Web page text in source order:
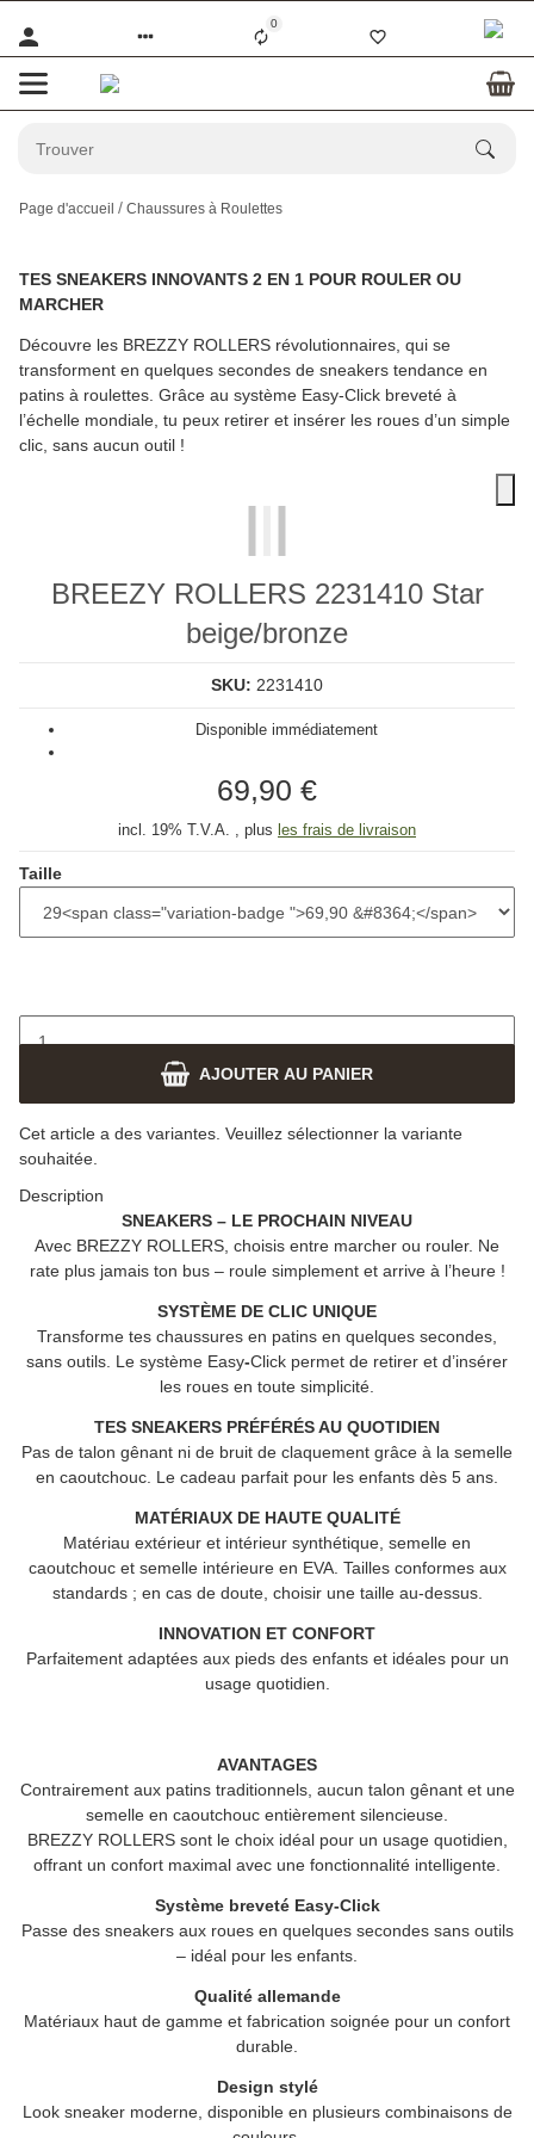
0
Page d'accueil Chaussures à Roulettes
TES SNEAKERS INNOVANTS 2 EN 1 POUR ROULER OU
MARCHER
Découvre les BREZZY ROLLERS révolutionnaires, qui se
transforment en quelques secondes de sneakers tendance en
patins à roulettes. Grâce au système Easy-Click breveté à
l’échelle mondiale, tu peux retirer et insérer les roues d’un simple
clic, sans aucun outil !
BREEZY ROLLERS 2231410 Star
beige/bronze
SKU: 2231410
Disponible immédiatement
69,90 €
incl. 19% T.V.A. , plus les frais de livraison
Taille
AJOUTER AU PANIER
x
Cet article a des variantes. Veuillez sélectionner la variante
souhaitée.
Description
SNEAKERS – LE PROCHAIN NIVEAU
Avec BREZZY ROLLERS , choisis entre marcher ou rouler. Ne
rate plus jamais ton bus – roule simplement et arrive à l’heure !
SYSTÈME DE CLIC UNIQUE
Transforme tes chaussures en patins en quelques secondes,
sans outils. Le système Easy-Click permet de retirer et d’insérer
les roues en toute simplicité.
TES SNEAKERS PRÉFÉRÉS AU QUOTIDIEN
Pas de talon gênant ni de bruit de claquement grâce à la semelle
en caoutchouc. Le cadeau parfait pour les enfants dès 5 ans.
MATÉRIAUX DE HAUTE QUALITÉ
Matériau extérieur et intérieur synthétique, semelle en
caoutchouc et semelle intérieure en EVA. Tailles conformes aux
standards ; en cas de doute, choisir une taille au-dessus.
INNOVATION ET CONFORT
Parfaitement adaptées aux pieds des enfants et idéales pour un
usage quotidien.
AVANTAGES
Contrairement aux patins traditionnels, aucun talon gênant et une
semelle en caoutchouc entièrement silencieuse.
BREZZY ROLLERSsont le choix idéal pour un usage quotidien,
offrant un confort maximal avec une fonctionnalité intelligente.
Système breveté Easy-Click
Passe des sneakers aux roues en quelques secondes sans outils
– idéal pour les enfants.
Qualité allemande
Matériaux haut de gamme et fabrication soignée pour un confort
durable.
Design stylé
Look sneaker moderne, disponible en plusieurs combinaisons de